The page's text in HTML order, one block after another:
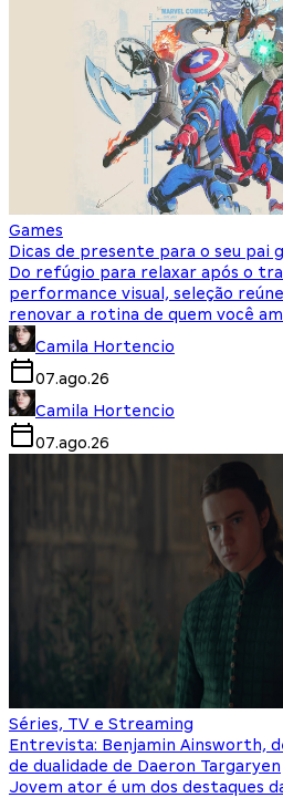
Games
Dicas de presente para o seu pai
Do refúgio para relaxar após o
performance visual, seleção
renovar a rotina de quem você
Camila Hortencio
07.ago.26
Camila Hortencio
07.ago.26
Séries, TV e Streaming
Entrevista: Benjamin Ainsworth,
de dualidade de Daeron Targaryen
Jovem ator é um dos destaques